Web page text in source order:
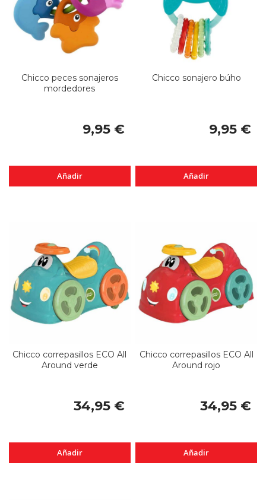
Chicco peces sonajeros
mordedores
9,95 €
Añadir
Chicco sonajero búho
9,95 €
Añadir
Chicco correpasillos ECO All
Around verde
34,95 €
Añadir
Chicco correpasillos ECO All
Around rojo
34,95 €
Añadir